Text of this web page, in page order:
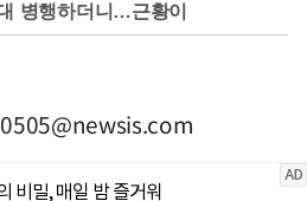
병행하더니…근황이